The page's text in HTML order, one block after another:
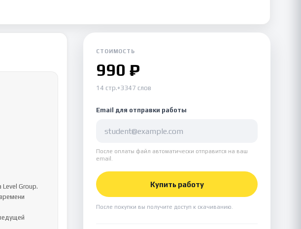
СТОИМОСТЬ
990 ₽
14 стр.•3347 слов
Email для отправки работы
После оплаты файл автоматически отправится на ваш
email.
Купить работу
После покупки вы получите доступ к скачиванию.